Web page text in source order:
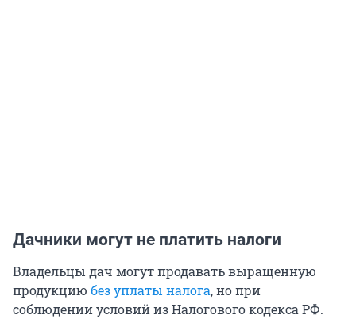
Дачники могут не платить налоги
Владельцы дач могут продавать выращенную
продукцию без уплаты налога, но при
соблюдении условий из Налогового кодекса РФ.